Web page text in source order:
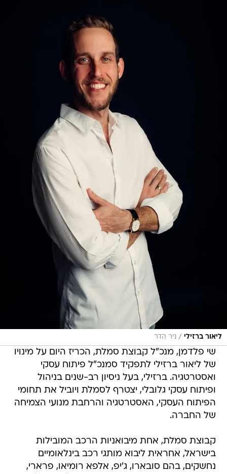
ליאור ברזילי / ניר הדר
שי פלדמן, מנכ"ל קבוצת סמלת, הכריז היום על מינויו
של ליאור ברזילי לתפקיד סמנכ"ל פיתוח עסקי
ואסטרטגיה. ברזילי, בעל ניסיון רב-שנים בניהול
ופיתוח עסקי גלובלי, יצטרף לסמלת ויוביל את תחומי
הפיתוח העסקי, האסטרטגיה והרחבת מנועי הצמיחה
של החברה.
קבוצת סמלת, אחת מיבואניות הרכב המובילות
בישראל, אחראית ליבוא מותגי רכב בינלאומיים
נחשקים, בהם סובארו, ג'יפ, אלפא רומיאו, פרארי,